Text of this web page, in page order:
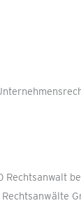
Rechtsanwalt